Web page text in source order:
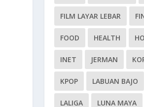
FILM LAYAR LEBAR
FOOD HEALTH
INET JERMAN
KPOP LABUAN BAJO
LALIGA LUNA MAYA